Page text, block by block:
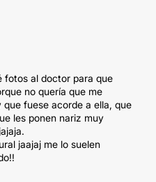
fotos al doctor para que
no quería que me
fuese acorde a ella, que
les ponen nariz muy
jaajaj me lo suelen